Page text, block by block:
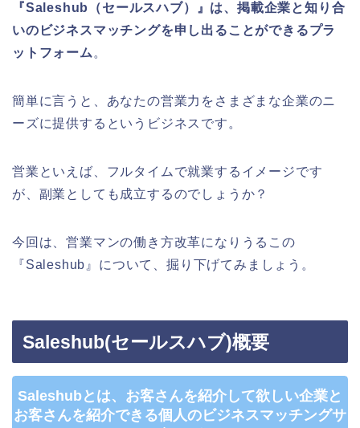
『Saleshub（セールスハブ）』は、掲載企業と知り合
いのビジネスマッチングを申し出ることができるプラ
ットフォーム 。
簡単に言うと、あなたの営業力をさまざまな企業のニ
ーズに提供するというビジネスです。
営業といえば、フルタイムで就業するイメージです
が、副業としても成立するのでしょうか？
今回は、営業マンの働き方改革になりうるこの
『Saleshub』について、掘り下げてみましょう。
Saleshub(セールスハブ)概要
Saleshubとは、お客さんを紹介して欲しい企業と
お客さんを紹介できる個人のビジネスマッチングサ